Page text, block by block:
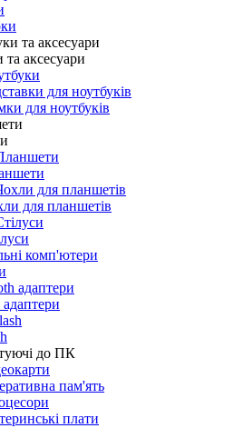
аксесуари
для ноутбуків
для ноутбуків
для планшетів
комп'ютери
до ПК
пам'ять
плати